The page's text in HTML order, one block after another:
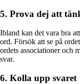
5. Prova dej att
Ibland kan det vara bra
ord. Försök att se på
ordets associationer och
svar.
6. Kolla upp svaret